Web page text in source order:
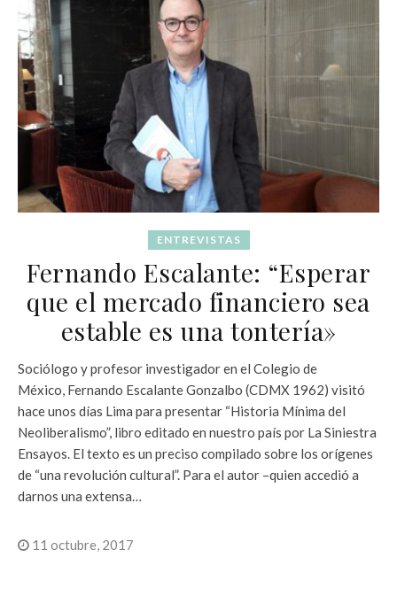
ENTREVISTAS
Fernando Escalante: “Esperar
que el mercado financiero sea
estable es una tontería»
Sociólogo y profesor investigador en el Colegio de
México, Fernando Escalante Gonzalbo (CDMX 1962) visitó
hace unos días Lima para presentar “Historia Mínima del
Neoliberalismo”, libro editado en nuestro país por La Siniestra
Ensayos. El texto es un preciso compilado sobre los orígenes
de “una revolución cultural”. Para el autor –quien accedió a
darnos una extensa…
11 octubre, 2017